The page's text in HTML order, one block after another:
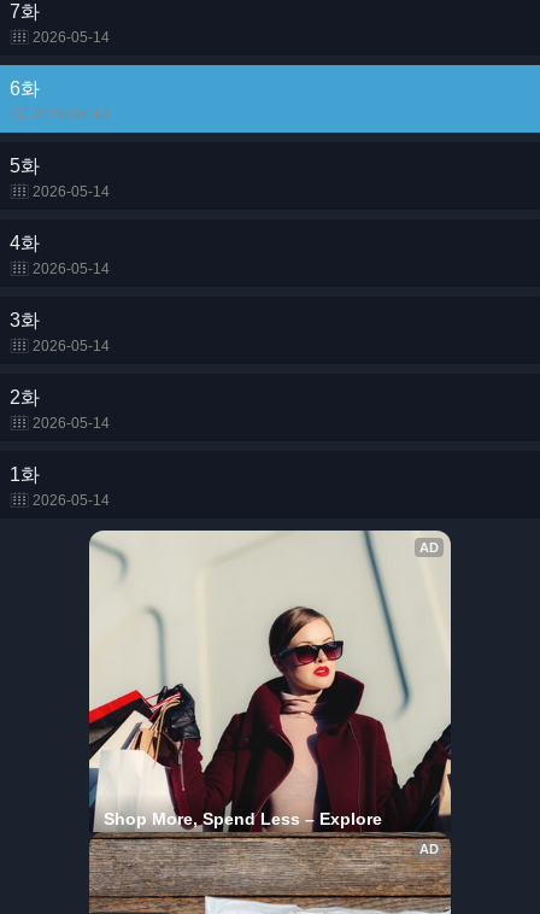
7화
2026-05-14
6화
2026-05-14
5화
2026-05-14
4화
2026-05-14
3화
2026-05-14
2화
2026-05-14
1화
2026-05-14